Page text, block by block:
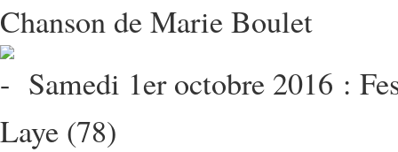
Chanson de Marie Boulet
Samedi 1er octobre 2016 :
Laye (78)